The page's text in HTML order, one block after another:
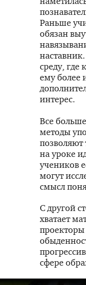
Раньше
обязан
среду, где
ему более
интерес.
Все
методы
на уроке
учеников
могут
смысл
С другой
хватает
проекторы
сфере